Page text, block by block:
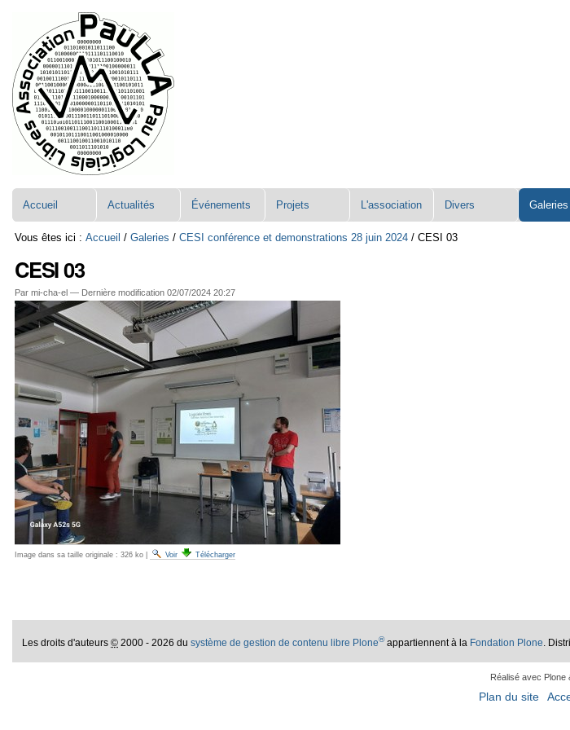
contenu.
Aller
à
la
navigation
Accueil Actualités Événements Projets L'association Divers Galeries
Vous êtes ici : Accueil /Galeries /CESI conférence et demonstrations 28 juin 2024 /CESI 03
CESI 03
Par mi-cha-el — Dernière modification 02/07/2024 20:27
Image dans sa taille originale : 326 ko Voir Télécharger
Les droits d'auteurs© 2000 - 2026 dusystème de gestion de contenu libre Plone®appartiennent à la Fondation Plone .
Réalisé avec Plone
Plan du site